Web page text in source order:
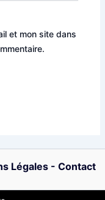
et mon site dans
Légales- Contact